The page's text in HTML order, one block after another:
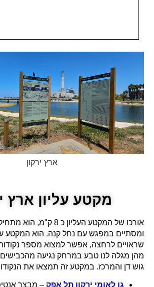
ארץ ירקון
מקטע עליון ארץ
אורכו של המקטע העליון כ
ומסתיים במפגש עם נחל קנה. הוא המקטע
שראויים לרחצה, אפשר למצוא מספר
מהן מגלה לנו טבע במרחק נגיעה
גוש דן והמרכז. במקטע זה תמצאו את
גן לאומי ירקון תל אפק – מבצר